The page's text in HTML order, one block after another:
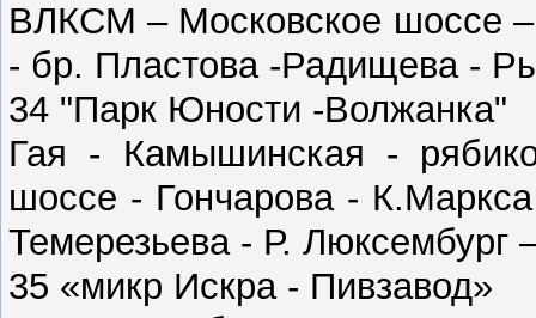
ВЛКСМ – Московское шоссе
- бр. Пластова -Радищева -
34 "Парк Юности -Волжанка"
Гая - Камышинская -
шоссе - Гончарова -
Темерезьева - Р. Люксембург
35 «микр Искра - Пивзавод»